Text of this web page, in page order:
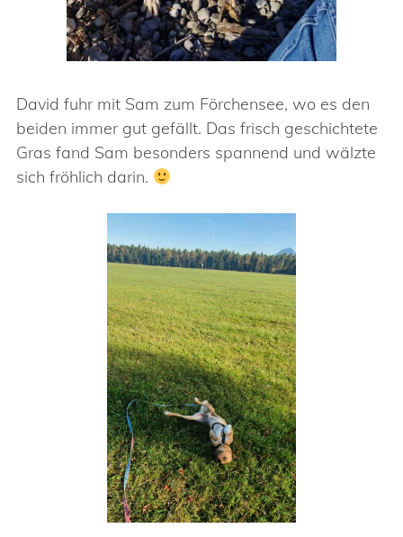
David fuhr mit Sam zum Förchensee, wo es den
beiden immer gut gefällt. Das frisch geschichtete
Gras fand Sam besonders spannend und wälzte
sich fröhlich darin.